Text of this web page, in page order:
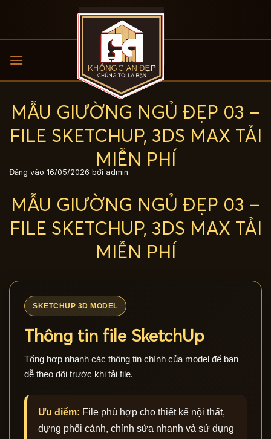
MẪU GIƯỜNG NGỦ ĐẸP 03 –
FILE SKETCHUP, 3DS MAX TẢI
MIỄN PHÍ
Đăng vào 16/05/2026 bởi admin
MẪU GIƯỜNG NGỦ ĐẸP 03 –
FILE SKETCHUP, 3DS MAX TẢI
MIỄN PHÍ
SKETCHUP 3D MODEL
Thông tin file SketchUp
Tổng hợp nhanh các thông tin chính của model để bạn
dễ theo dõi trước khi tải file.
Ưu điểm: File phù hợp cho thiết kế nội thất,
dựng phối cảnh, chỉnh sửa nhanh và sử dụng